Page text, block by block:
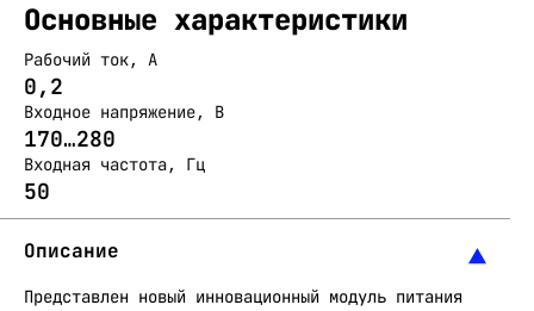
Основные характеристики
Рабочий ток, А
0,2
Входное напряжение, В
170…280
Входная частота, Гц
50
Описание
Представлен новый инновационный модуль питания